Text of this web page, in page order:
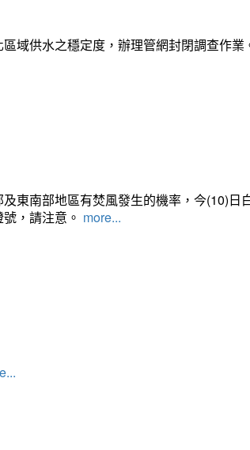
域供水之穩定度，辦理管網封閉調查作業
東南部地區有焚風發生的機率，今(10)
，請注意。 more...